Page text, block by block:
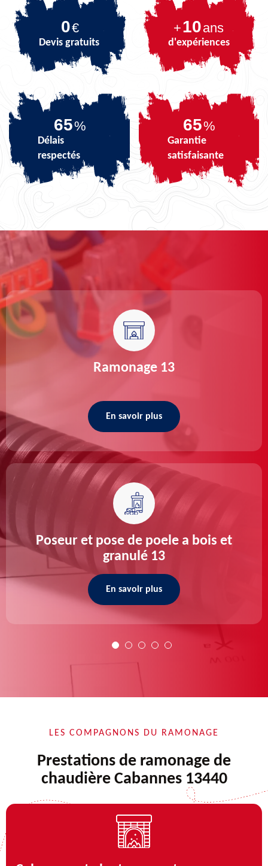
0€
Devis gratuits
+10ans
d'expériences
81%
Délais
respectés
81%
Garantie
satisfaisante
Ramonage 13
En savoir plus
Poseur et pose de poele a bois et
granulé 13
En savoir plus
LES COMPAGNONS DU RAMONAGE
Prestations de ramonage de
chaudière Cabannes 13440